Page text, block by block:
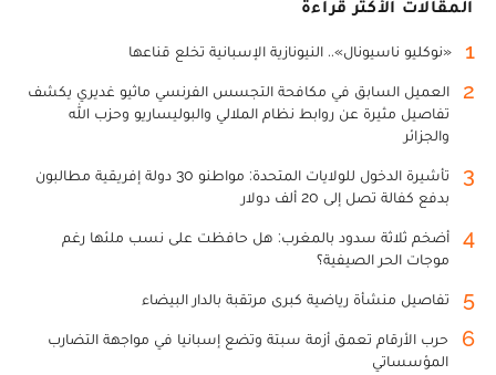
المقالات الأكثر قراءة
1 «نوكليو ناسيونال».. النيونازية الإسبانية تخلع قناعها
2
العميل السابق في مكافحة التجسس الفرنسي ماثيو غديري يكشف
تفاصيل مثيرة عن روابط نظام الملالي والبوليساريو وحزب الله
والجزائر
3
تأشيرة الدخول للولايات المتحدة: مواطنو 30 دولة إفريقية مطالبون
بدفع كفالة تصل إلى 20 ألف دولار
4
أضخم ثلاثة سدود بالمغرب: هل حافظت على نسب ملئها رغم
موجات الحر الصيفية؟
5 تفاصيل منشأة رياضية كبرى مرتقبة بالدار البيضاء
6
حرب الأرقام تعمق أزمة سبتة وتضع إسبانيا في مواجهة التضارب
المؤسساتي